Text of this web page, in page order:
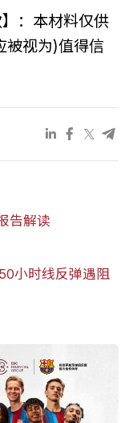
：本材料仅供
被视为)值得信
告解读
小时线反弹遇阻